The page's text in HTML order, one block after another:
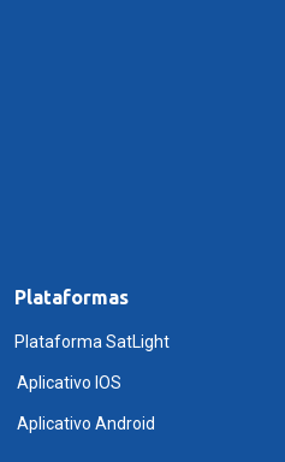
Plataformas
Plataforma SatLight
Aplicativo IOS
Aplicativo Android